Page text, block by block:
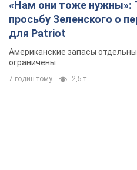
«Нам они тоже нужны»:
просьбу Зеленского о
для Patriot
Американские запасы
ограничены
7 годин тому 2,5 т.